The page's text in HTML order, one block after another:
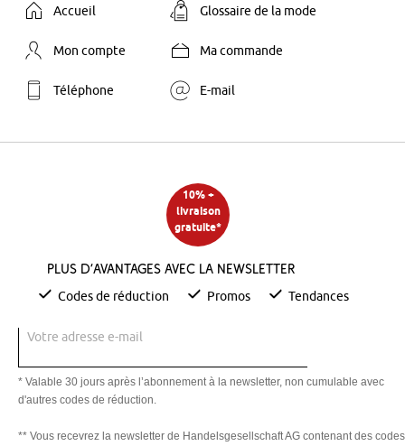
Accueil Glossaire de la mode
Mon compte Ma commande
Téléphone E-mail
10% +
livraison
gratuite*
Plus d’avantages avec la newsletter
Codes de réduction Promos Tendances
Votre adresse e-mail
* Valable 30 jours après l’abonnement à la newsletter, non cumulable avec
d'autres codes de réduction.
** Vous recevrez la newsletter de Handelsgesellschaft AG contenant des codes